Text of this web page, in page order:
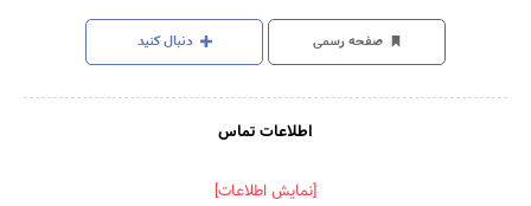
صفحه رسمی دنبال کنید
اطلاعات تماس
[نمایش اطلاعات]